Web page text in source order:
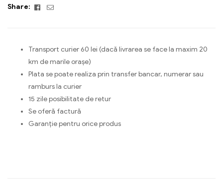
Share:
Facebook
Email
Transport curier 60 lei (dacă livrarea se face la maxim 20
km de marile orașe)
Plata se poate realiza prin transfer bancar, numerar sau
ramburs la curier
15 zile posibilitate de retur
Se oferă factură
Garanție pentru orice produs